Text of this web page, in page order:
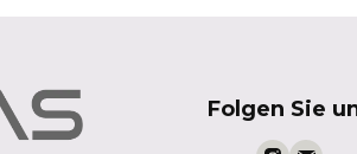
Folgen Sie